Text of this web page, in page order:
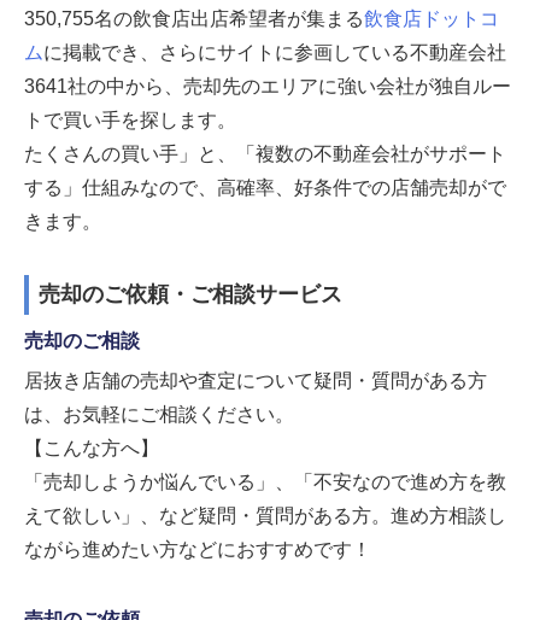
350,755名の飲食店出店希望者が集まる飲食店ドットコ
ムに掲載でき、さらにサイトに参画している不動産会社
3641社の中から、売却先のエリアに強い会社が独自ルー
トで買い手を探します。
たくさんの買い手」と、「複数の不動産会社がサポート
する」仕組みなので、高確率、好条件での店舗売却がで
きます。
売却のご依頼・ご相談サービス
売却のご相談
居抜き店舗の売却や査定について疑問・質問がある方
は、お気軽にご相談ください。
【こんな方へ】
「売却しようか悩んでいる」、「不安なので進め方を教
えて欲しい」、など疑問・質問がある方。進め方相談し
ながら進めたい方などにおすすめです！